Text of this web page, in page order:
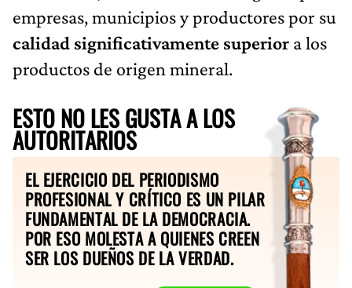
empresas, municipios y productores por su
calidad significativamente superior a los
productos de origen mineral.
ESTO NO LES GUSTA A LOS
AUTORITARIOS
EL EJERCICIO DEL PERIODISMO
PROFESIONAL Y CRÍTICO ES UN PILAR
FUNDAMENTAL DE LA DEMOCRACIA.
POR ESO MOLESTA A QUIENES CREEN
SER LOS DUEÑOS DE LA VERDAD.